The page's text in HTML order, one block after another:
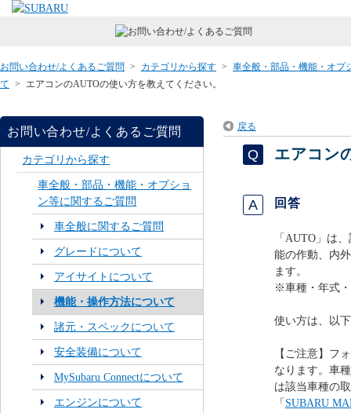
お問い合わせ/よくあるご質問 > カテゴリから探す > 車全般・部品・機能・オプ
て > エアコンのAUTOの使い方を教えてください。
お問い合わせ/よくあるご質問
カテゴリから探す
車全般・部品・機能・オプショ
ン等に関するご質問
車全般に関するご質問
グレードについて
アイサイトについて
機能・操作方法について
諸元・スペックについて
安全装備について
MySubaru Connectについて
エンジンについて
戻る
エアコン
回答
「AUTO」は
能の作動、内
ます。
※車種・年式
使い方は、以
【ご注意】フ
なります。車
は該当車種の
「 SUBARU